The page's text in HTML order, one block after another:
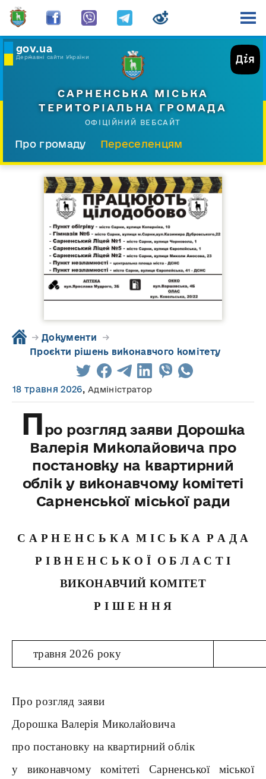
gov.ua
Державні сайти України
САРНЕНСЬКА МІСЬКА
ТЕРИТОРІАЛЬНА ГРОМАДА
ОФІЦІЙНИЙ ВЕБСАЙТ
Про громаду
Переселенцям
Прес-центр
→ Документи →
Проєкти рішень виконавчого комітету
18 травня 2026,Адміністратор
Про розгляд заяви Дорошка
Валерія Миколайовича про
постановку на квартирний
облік у виконавчому комітеті
Сарненської міської ради
С А Р Н Е Н С Ь К А М І С Ь К А Р А Д А
Р І В Н Е Н С Ь К О Ї О Б Л А С Т І
ВИКОНАВЧИЙ КОМІТЕТ
Р І Ш Е Н Н Я
травня 2026 року
Про розгляд заяви
Дорошка Валерія Миколайовича
про постановку на квартирний облік
у виконавчому комітеті Сарненської міської